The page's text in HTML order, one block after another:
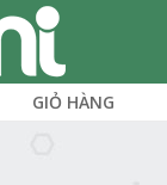
GIỎ HÀNG